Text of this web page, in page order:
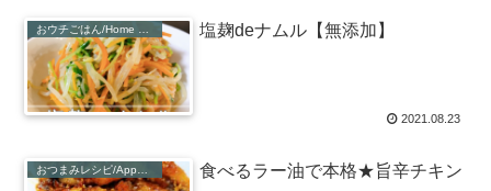
おウチごはん/Home Recipe 塩麹deナムル【無添加】
2021.08.23
食べるラー油で本格★旨辛チキン